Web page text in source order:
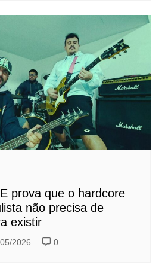
prova que o hardcore
não precisa de
existir
2026 0